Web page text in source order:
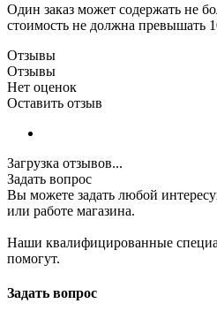
Один заказ может содержать не
стоимость не должна превышать
Отзывы
Отзывы
Нет оценок
Оставить отзыв
Загрузка отзывов...
Задать вопрос
Вы можете задать любой
или работе магазина.
Наши квалифицированные
помогут.
Задать вопрос